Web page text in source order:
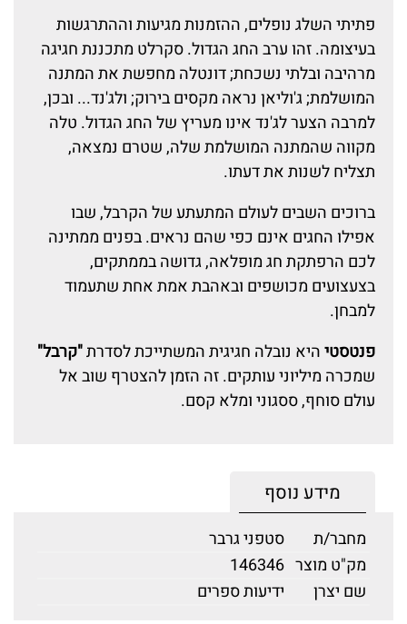
פתיתי השלג נופלים, ההזמנות מגיעות וההתרגשות
בעיצומה. זהו ערב החג הגדול. סקרלט מתכננת חגיגה
מרהיבה ובלתי נשכחת; דונטלה מחפשת את המתנה
המושלמת; ג'וליאן נראה מקסים בירוק; ולג'נד... ובכן,
למרבה הצער לג'נד אינו מעריץ של החג הגדול. טלה
מקווה שהמתנה המושלמת שלה, שטרם נמצאה,
תצליח לשנות את דעתו.
ברוכים השבים לעולם המתעתע של הקרבל, שבו
אפילו החגים אינם כפי שהם נראים. בפנים ממתינה
לכם הרפתקת חג מופלאה, גדושה בממתקים,
בצעצועים מכושפים ובאהבת אמת אחת שתעמוד
למבחן.
פנטסטיהיא נובלה חגיגית המשתייכת לסדרת"קרבל"
שמכרה מיליוני עותקים. זה הזמן להצטרף שוב אל
עולם סוחף, ססגוני ומלא קסם.
מידע נוסף
מחבר/ת
סטפני גרבר
מק"ט מוצר 146346
שם יצרן
ידיעות ספרים